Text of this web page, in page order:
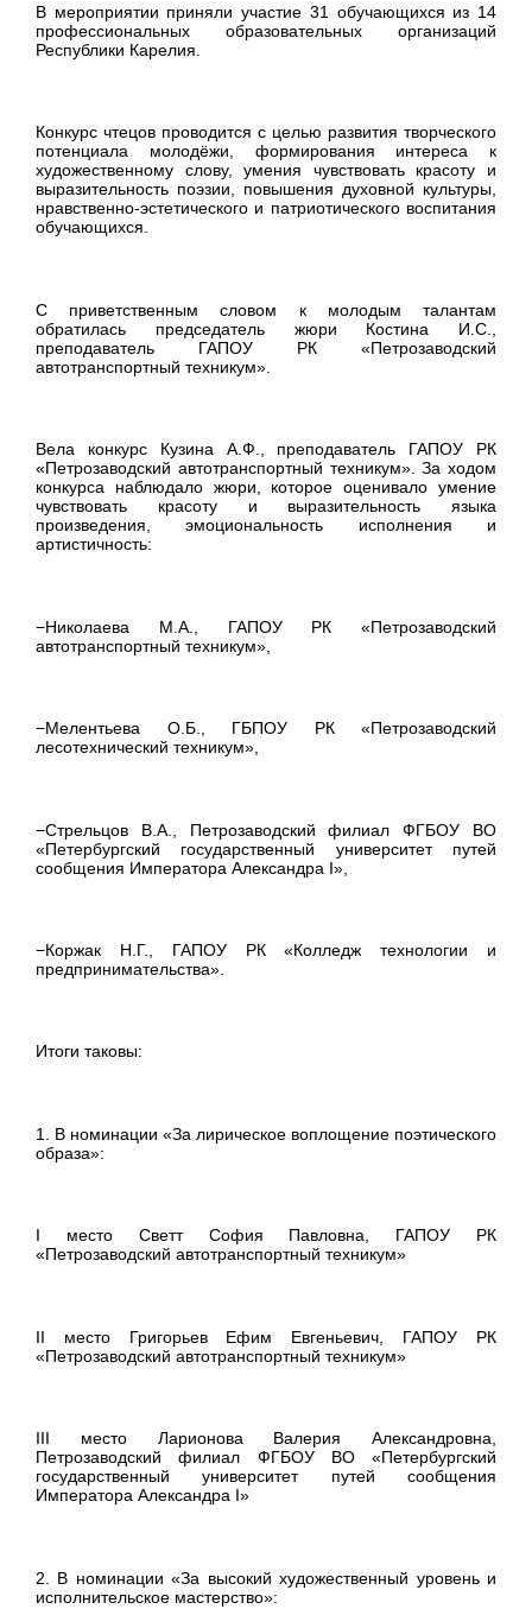
В мероприятии приняли участие 31 обучающихся из 14
профессиональных образовательных организаций
Республики Карелия.
Конкурс чтецов проводится с целью развития творческого
потенциала молодёжи, формирования интереса к
художественному слову, умения чувствовать красоту и
выразительность поэзии, повышения духовной культуры,
нравственно-эстетического и патриотического воспитания
обучающихся.
С приветственным словом к молодым талантам
обратилась председатель жюри Костина И.С.,
преподаватель ГАПОУ РК «Петрозаводский
автотранспортный техникум».
Вела конкурс Кузина А.Ф., преподаватель ГАПОУ РК
«Петрозаводский автотранспортный техникум». За ходом
конкурса наблюдало жюри, которое оценивало умение
чувствовать красоту и выразительность языка
произведения, эмоциональность исполнения и
артистичность:
−Николаева М.А., ГАПОУ РК «Петрозаводский
автотранспортный техникум»,
−Мелентьева О.Б., ГБПОУ РК «Петрозаводский
лесотехнический техникум»,
−Стрельцов В.А., Петрозаводский филиал ФГБОУ ВО
«Петербургский государственный университет путей
сообщения Императора Александра I»,
−Коржак Н.Г., ГАПОУ РК «Колледж технологии и
предпринимательства».
Итоги таковы:
1. В номинации «За лирическое воплощение поэтического
образа»:
I место Светт София Павловна, ГАПОУ РК
«Петрозаводский автотранспортный техникум»
II место Григорьев Ефим Евгеньевич, ГАПОУ РК
«Петрозаводский автотранспортный техникум»
III место Ларионова Валерия Александровна,
Петрозаводский филиал ФГБОУ ВО «Петербургский
государственный университет путей сообщения
Императора Александра I»
2. В номинации «За высокий художественный уровень и
исполнительское мастерство»: